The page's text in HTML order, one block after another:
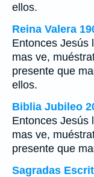
ellos.
Reina Valera
Entonces Jesús
mas ve,
presente que
ellos.
Biblia Jubileo
Entonces Jesús
mas ve,
presente que
Sagradas